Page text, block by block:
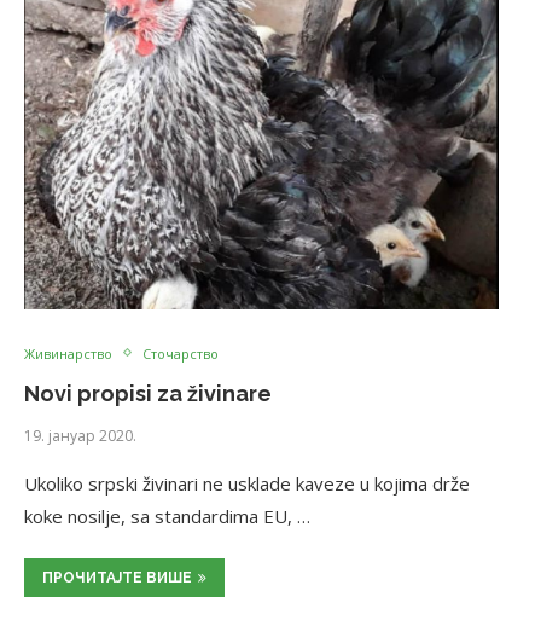
Живинарство Сточарство
Novi propisi za živinare
19. јануар 2020.
Ukoliko srpski živinari ne usklade kaveze u kojima drže
koke nosilje, sa standardima EU, …
ПРОЧИТАЈТЕ ВИШЕ